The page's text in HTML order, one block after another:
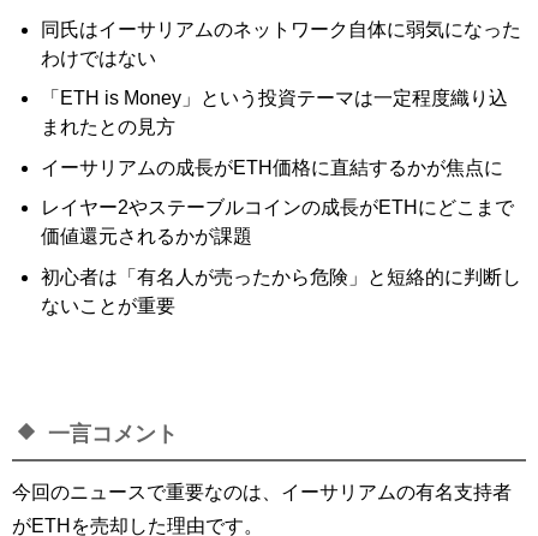
同氏はイーサリアムのネットワーク自体に弱気になった
わけではない
「ETH is Money」という投資テーマは一定程度織り込
まれたとの見方
イーサリアムの成長がETH価格に直結するかが焦点に
レイヤー2やステーブルコインの成長がETHにどこまで
価値還元されるかが課題
初心者は「有名人が売ったから危険」と短絡的に判断し
ないことが重要
一言コメント
今回のニュースで重要なのは、イーサリアムの有名支持者
がETHを売却した理由です。